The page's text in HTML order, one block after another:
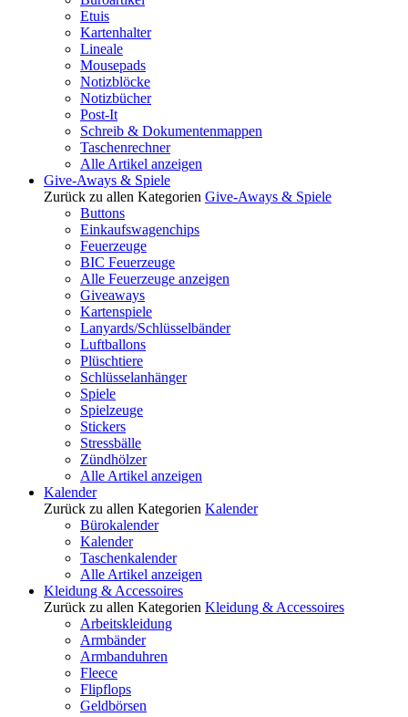
Etuis
Kartenhalter
Lineale
Mousepads
Notizblöcke
Notizbücher
Post-It
Schreib & Dokumentenmappen
Taschenrechner
Alle Artikel anzeigen
Give-Aways & Spiele
Zurück zu allen Kategorien Give-Aways & Spiele
Buttons
Einkaufswagenchips
Feuerzeuge
BIC Feuerzeuge
Alle Feuerzeuge anzeigen
Giveaways
Kartenspiele
Lanyards/Schlüsselbänder
Luftballons
Plüschtiere
Schlüsselanhänger
Spiele
Spielzeuge
Stickers
Stressbälle
Zündhölzer
Alle Artikel anzeigen
Kalender
Zurück zu allen Kategorien Kalender
Bürokalender
Kalender
Taschenkalender
Alle Artikel anzeigen
Kleidung & Accessoires
Zurück zu allen Kategorien Kleidung & Accessoires
Arbeitskleidung
Armbänder
Armbanduhren
Fleece
Flipflops
Geldbörsen